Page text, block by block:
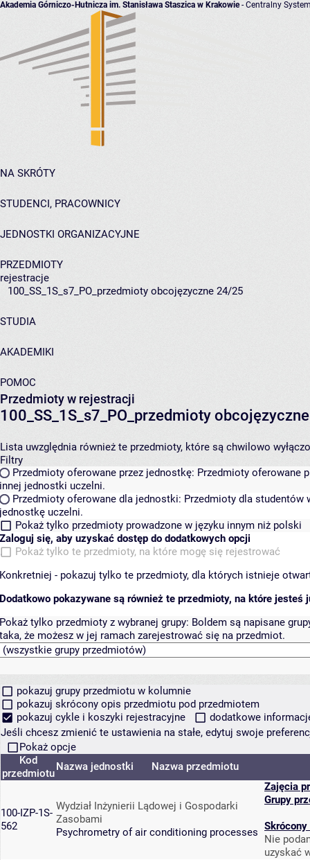
Akademia Górniczo-Hutnicza im. Stanisława Staszica w Krakowie- Centralny
NA SKRÓTY
STUDENCI, PRACOWNICY
JEDNOSTKI ORGANIZACYJNE
PRZEDMIOTY
rejestracje
100_SS_1S_s7_PO_przedmioty obcojęzyczne 24/25
STUDIA
AKADEMIKI
POMOC
Przedmioty w rejestracji
100_SS_1S_s7_PO_przedmioty
Lista uwzględnia również te przedmioty, które są chwilowo
Filtry
Przedmioty oferowane przez jednostkę: Przedmioty oferowane
innej jednostki uczelni.
Przedmioty oferowane dla jednostki: Przedmioty dla studentów
jednostkę uczelni.
Pokaż tylko przedmioty prowadzone w języku innym niż polski
Zaloguj się, aby uzyskać dostęp do dodatkowych opcji
Pokaż tylko te przedmioty, na które mogę się rejestrować
Konkretniej - pokazuj tylko te przedmioty, dla których istnieje
Dodatkowo pokazywane są również te przedmioty, na które jesteś
Pokaż tylko przedmioty z wybranej grupy: Boldem są napisane
taka, że możesz w jej ramach zarejestrować się na przedmiot.
pokazuj grupy przedmiotu w kolumnie
pokazuj skrócony opis przedmiotu pod przedmiotem
pokazuj cykle i koszyki rejestracyjne
dodatkowe
Jeśli chcesz zmienić te ustawienia na stałe, edytuj swoje
Pokaż opcje
Kod
przedmiotu
Nazwa jednostki Nazwa przedmiotu
100-IZP-1S-
562
Wydział Inżynierii Lądowej i Gospodarki
Zasobami
Psychrometry of air conditioning processes
Zajęcia
Grupy
Skrócony
Nie
uzyskać